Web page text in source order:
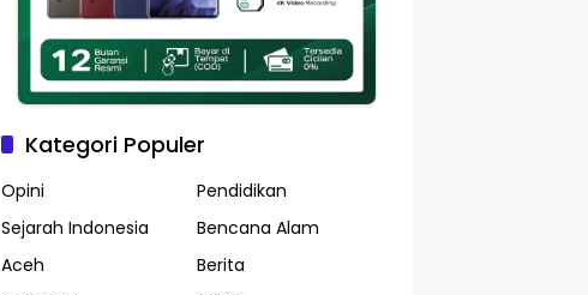
Kategori Populer
Opini
Pendidikan
Sejarah Indonesia
Bencana Alam
Aceh
Berita